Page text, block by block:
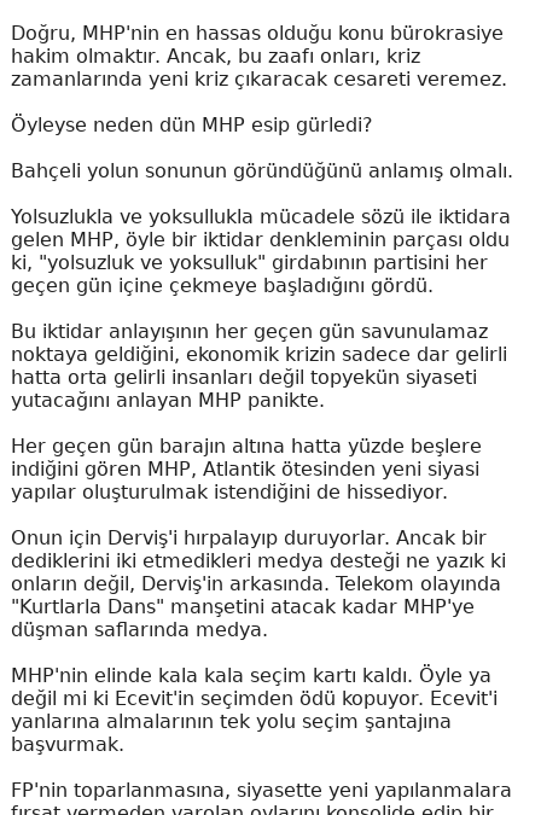
Doğru, MHP'nin en hassas olduğu konu bürokrasiye
hakim olmaktır. Ancak, bu zaafı onları, kriz
zamanlarında yeni kriz çıkaracak cesareti veremez.
Öyleyse neden dün MHP esip gürledi?
Bahçeli yolun sonunun göründüğünü anlamış olmalı.
Yolsuzlukla ve yoksullukla mücadele sözü ile iktidara
gelen MHP, öyle bir iktidar denkleminin parçası oldu
ki, "yolsuzluk ve yoksulluk" girdabının partisini her
geçen gün içine çekmeye başladığını gördü.
Bu iktidar anlayışının her geçen gün savunulamaz
noktaya geldiğini, ekonomik krizin sadece dar gelirli
hatta orta gelirli insanları değil topyekün siyaseti
yutacağını anlayan MHP panikte.
Her geçen gün barajın altına hatta yüzde beşlere
indiğini gören MHP, Atlantik ötesinden yeni siyasi
yapılar oluşturulmak istendiğini de hissediyor.
Onun için Derviş'i hırpalayıp duruyorlar. Ancak bir
dediklerini iki etmedikleri medya desteği ne yazık ki
onların değil, Derviş'in arkasında. Telekom olayında
"Kurtlarla Dans" manşetini atacak kadar MHP'ye
düşman saflarında medya.
MHP'nin elinde kala kala seçim kartı kaldı. Öyle ya
değil mi ki Ecevit'in seçimden ödü kopuyor. Ecevit'i
yanlarına almalarının tek yolu seçim şantajına
başvurmak.
FP'nin toparlanmasına, siyasette yeni yapılanmalara